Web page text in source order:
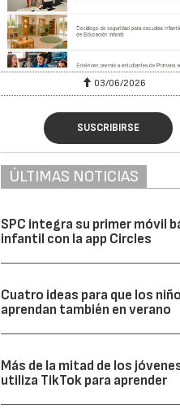
03/06/2026
SUSCRIBIRSE
ÚLTIMAS NOTICIAS
SPC integra su primer móvil
infantil con la app Circles
Cuatro ideas para que los
aprendan también en verano
Más de la mitad de los
utiliza TikTok para aprender